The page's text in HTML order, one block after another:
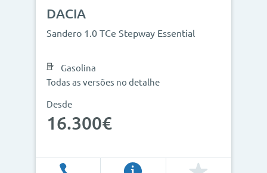
DACIA
Sandero 1.0 TCe Stepway Essential
Gasolina
Todas as versões no detalhe
Desde
16.300€